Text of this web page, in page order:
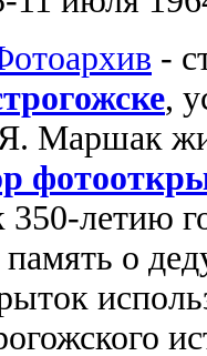
-
,
Маршак
летию
о